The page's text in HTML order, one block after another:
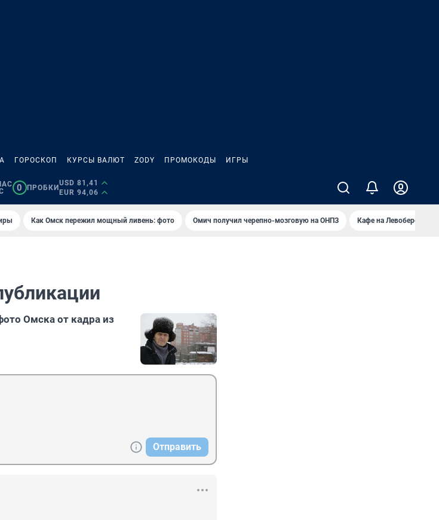
ГОРОСКОП КУРСЫ ВАЛЮТ ZODY ПРОМОКОДЫ ИГРЫ
0 ПРОБКИ
USD 81,41
EUR 94,06
Как Омск пережил мощный ливень: фото Омич получил черепно-мозговую на ОНПЗ Кафе на Левобережье
Омска от кадра из
Отправить